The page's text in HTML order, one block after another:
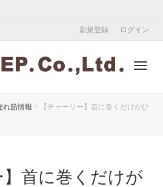
新規登録 ログイン
れ筋情報 >
【チャーリー】首に巻くだけがひ
】首に巻くだけが